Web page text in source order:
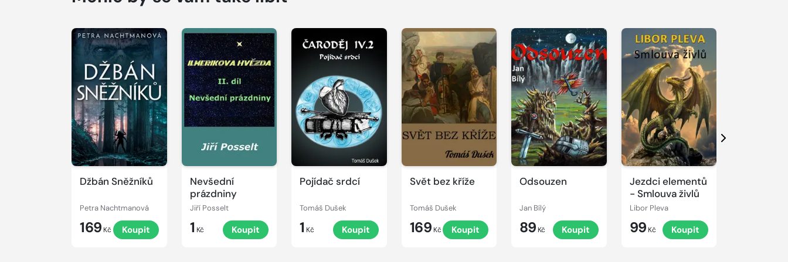
Džbán Sněžníků
Petra Nachtmanová
169 Kč Koupit
Nevšední
prázdniny
Jiří Posselt
1 Kč Koupit
Pojídač srdcí
Tomáš Dušek
1 Kč Koupit
Svět bez kříže
Tomáš Dušek
169 Kč Koupit
Odsouzen
Jan Bílý
89 Kč Koupit
Jezdci elementů
- Smlouva živlů
Libor Pleva
99 Kč Koupit
Další